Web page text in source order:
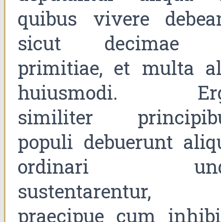
quibus vivere
sicut decimae
primitiae, et multa
huiusmodi.
similiter
populi debuerunt
ordinari
sustentarentur,
praecipue cum